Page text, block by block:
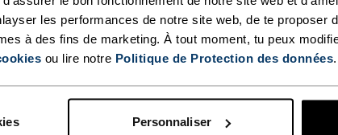
les performances de notre site web, de te proposer
à des fins de marketing. À tout moment, tu peux
ou lire notre Politique de Protection des données.
Personnaliser
jambes, afin
Des
placées,
là où c'est
créer une